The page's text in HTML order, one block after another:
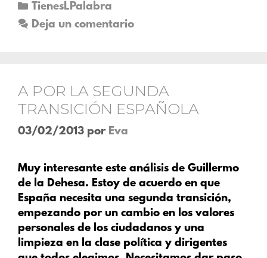
TienesLPalabra
Deja un comentario
A POR LA SEGUNDA
TRANSICIÓN ESPAÑOLA
03/02/2013 por Eva
Muy interesante este análisis de Guillermo
de la Dehesa. Estoy de acuerdo en que
España necesita una segunda transición,
empezando por un cambio en los valores
personales de los ciudadanos y una
limpieza en la clase política y dirigentes